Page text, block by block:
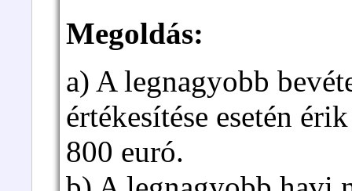
Megoldás:
a) A legnagyobb
értékesítése esetén
800 euró.